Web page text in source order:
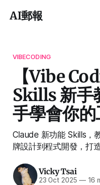
AI郵報
VIBECODING
【Vibe
Skills 新手
手學會你
Claude 新功能 Skills，
牌設計到程式開發，打
Vicky Tsai
23 Oct 2025 —16